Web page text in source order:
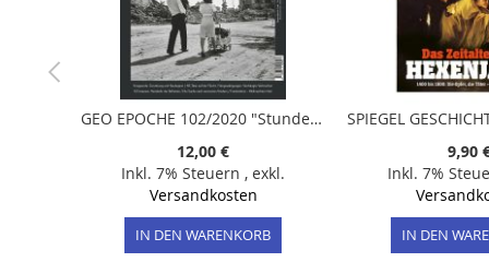
GEO EPOCHE 102/2020 "Stunde Null, Deutschland nach dem Krieg 1945"
12,00 €
Inkl. 7% Steuern , exkl.
Versandkosten
IN DEN WARENKORB
9,90
Inkl. 7%
IN DEN